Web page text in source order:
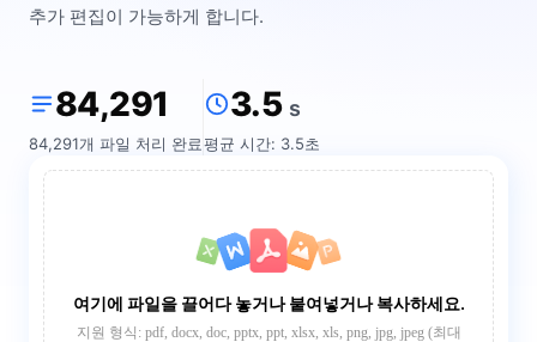
추가 편집이 가능하게 합니다.
84,291
84,291개 파일 처리 완료
3.5 s
평균 시간: 3.5초
여기에 파일을 끌어다 놓거나 붙여넣거나 복사하세요.
지원 형식: pdf, docx, doc, pptx, ppt, xlsx, xls, png, jpg, jpeg (최대